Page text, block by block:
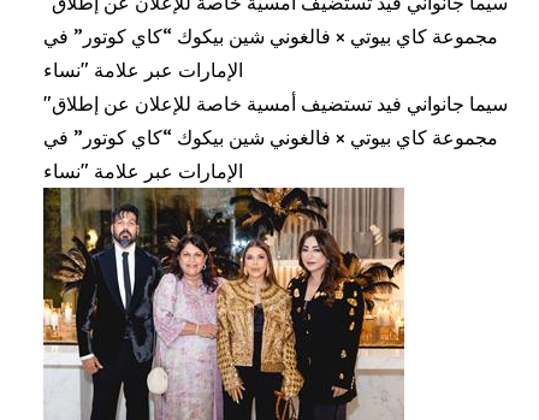
مجموعة كاي بيوتي × فالغوني شين بيكوك “كاي كوتور” في
الإمارات عبر علامة "نساء
"سيما جانواني فيد تستضيف أمسية خاصة للإعلان عن إطلاق
مجموعة كاي بيوتي × فالغوني شين بيكوك “كاي كوتور” في
الإمارات عبر علامة "نساء